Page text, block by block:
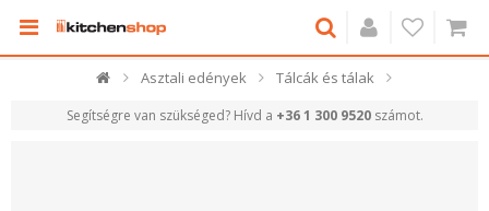
Asztali edények Tálcák és tálak
Segítségre van szükséged? Hívd a +36 1 300 9520számot.